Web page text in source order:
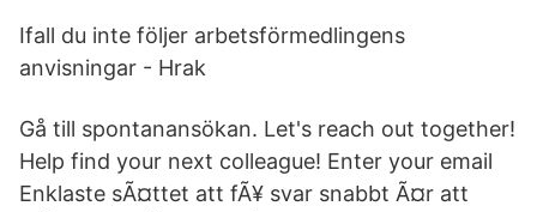
Ifall du inte följer arbetsförmedlingens
anvisningar - Hrak
Gå till spontanansökan. Let's reach out together!
Help find your next colleague! Enter your email
Enklaste sÃ¤ttet att fÃ¥ svar snabbt Ã¤r att